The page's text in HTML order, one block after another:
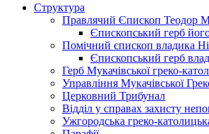
Структура
Правлячий Єпископ Теодор
Єпископський герб
Помічний єпископ владика
Єпископський герб
Герб Мукачівської греко-
Управління Мукачівської
Церковний Трибунал
Відділ у справах захисту
Ужгородська греко-